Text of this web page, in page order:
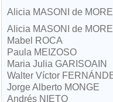
Alicia MASONI de
Alicia MASONI de
Mabel ROCA
Paula MEIZOSO
Maria Julia GARISOAIN
Walter Víctor
Jorge Alberto MONGE
Andrés NIETO